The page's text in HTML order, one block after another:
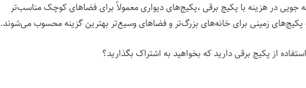
جویی در هزینه با پکیج برقی ،پکیج‌های دیواری معمولاً برای فضاهای کوچک مناسب‌تر
زمینی برای خانه‌های بزرگ‌تر و فضاهای وسیع‌تر بهترین گزینه محسوب می‌شوند.
از پکیج برقی دارید که بخواهید به اشتراک بگذارید؟